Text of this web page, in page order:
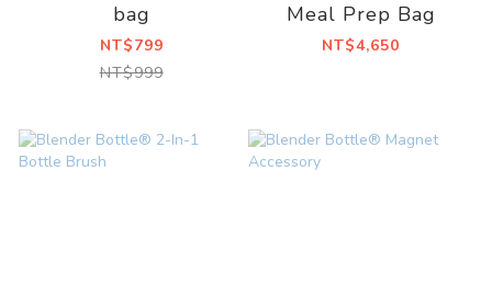
bag
NT$799
NT$999
Meal Prep Bag
NT$4,650